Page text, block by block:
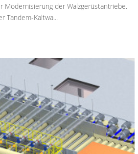
Modernisierung der Walzgerüstantriebe.
Tandem-Kaltwa...